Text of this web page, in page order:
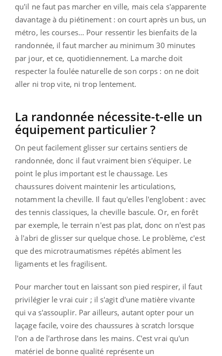
qu'il ne faut pas marcher en ville, mais cela s'apparente
davantage à du piétinement : on court après un bus, un
métro, les courses… Pour ressentir les bienfaits de la
randonnée, il faut marcher au minimum 30 minutes
par jour, et ce, quotidiennement. La marche doit
respecter la foulée naturelle de son corps : on ne doit
aller ni trop vite, ni trop lentement.
La randonnée nécessite-t-elle un
équipement particulier ?
On peut facilement glisser sur certains sentiers de
randonnée, donc il faut vraiment bien s'équiper. Le
point le plus important est le chaussage. Les
chaussures doivent maintenir les articulations,
notamment la cheville. Il faut qu'elles l'englobent : avec
des tennis classiques, la cheville bascule. Or, en forêt
par exemple, le terrain n'est pas plat, donc on n'est pas
à l'abri de glisser sur quelque chose. Le problème, c'est
que des microtraumatismes répétés abîment les
ligaments et les fragilisent.
Pour marcher tout en laissant son pied respirer, il faut
privilégier le vrai cuir ; il s'agit d'une matière vivante
qui va s'assouplir. Par ailleurs, autant opter pour un
laçage facile, voire des chaussures à scratch lorsque
l'on a de l'arthrose dans les mains. C'est vrai qu'un
matériel de bonne qualité représente un